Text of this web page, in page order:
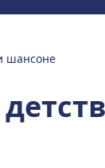
шансоне